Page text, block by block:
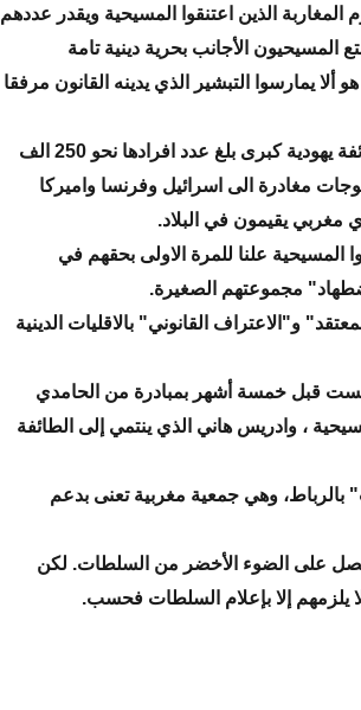
المغاربة الذين اعتنقوا المسيحية ويقدر عددهم
المسيحيون الأجانب بحرية دينية تامة
يمارسوا التبشير الذي يدينه القانون مرفقا
وكان المغرب حتى نهاية الخمسينيات لديه طائفة يهودية كبرى بلغ عدد افرادها نحو 250 الف
مغادرة الى اسرائيل وفرنسا واميركا
المسيحية علنا للمرة الاولى بحقهم في
مجموعتهم الصغيرة.
و"الاعتراف القانوني" بالاقليات الدينية
أسست قبل خمسة أشهر بمبادرة من الحامدي
، وادريس هاني الذي ينتمي إلى الطائفة
وهي جمعية مغربية تعنى بدعم
حصل على الضوء الأخضر من السلطات. لكن
يلزمهم إلا بإعلام السلطات فحسب.